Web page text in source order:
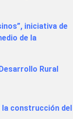
iniciativa de
de la
Rural
la construcción del